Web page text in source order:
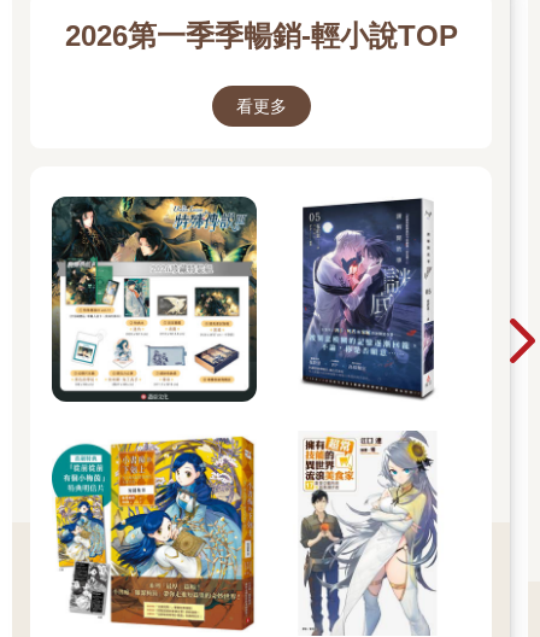
「嗯。」
「那正好，我有時候也氣你氣得牙癢癢的！」
掛在腰間的魔晶石袋子發出光芒並震動起來，魔法瞬間將我的肌
指向他的左手。
「你以前在這隻手上自殘過吧？」
「……」
「我因為當時的後遺症，經常發高燒甚至昏倒，但你的手卻已經
完全好了。無論怎麼想都太不公平了，不是嗎？」
吉斯卡爾看著自己的左手一會兒。
「那朕該怎麼做？把左手砍掉會讓你心情好一些嗎？」
「不用做到那種程度。」
深深扎進床裡。吉斯卡爾的臉因為皮肉撕裂、骨頭粉碎的痛苦而
扭曲，但這還不及我遭受到的痛苦千分之一。我更用力扭轉劍
嘎吱！
他的手掌傳來駭人的聲音。然而，吉斯卡爾始終沒有發出慘叫。
他只稍微皺起眉，表情幾乎沒有變化。這讓我很不滿，露出有點
不悅的表情。
這時，一隻手觸碰我的臉頰。吉斯卡爾用右手輕輕撫過我的臉。
2026第一季季暢銷-輕小說TOP
看更多